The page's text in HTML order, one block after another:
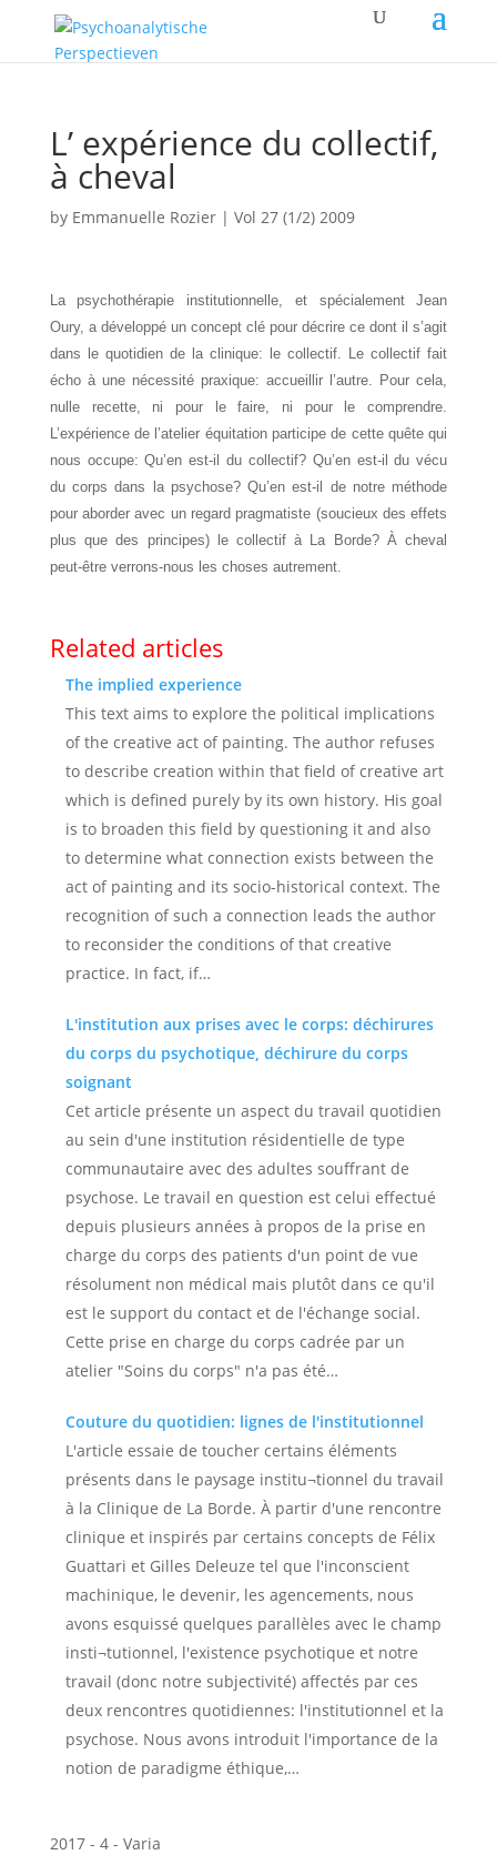
L’ expérience du collectif,
à cheval
by Emmanuelle Rozier| Vol 27 (1/2) 2009
La psychothérapie institutionnelle, et spécialement Jean
Oury, a développé un concept clé pour décrire ce dont il s’agit
dans le quotidien de la clinique: le collectif. Le collectif fait
écho à une nécessité praxique: accueillir l’autre. Pour cela,
nulle recette, ni pour le faire, ni pour le comprendre.
L’expérience de l’atelier équitation participe de cette quête qui
nous occupe: Qu’en est-il du collectif? Qu’en est-il du vécu
du corps dans la psychose? Qu’en est-il de notre méthode
pour aborder avec un regard pragmatiste (soucieux des effets
plus que des principes) le collectif à La Borde? À cheval
peut-être verrons-nous les choses autrement.
Related articles
The implied experience
This text aims to explore the political implications
of the creative act of painting. The author refuses
to describe creation within that field of creative art
which is defined purely by its own history. His goal
is to broaden this field by questioning it and also
to determine what connection exists between the
act of painting and its socio-historical context. The
recognition of such a connection leads the author
to reconsider the conditions of that creative
practice. In fact, if…
L'institution aux prises avec le corps: déchirures
du corps du psychotique, déchirure du corps
soignant
Cet article présente un aspect du travail quotidien
au sein d'une institution résidentielle de type
communautaire avec des adultes souffrant de
psychose. Le travail en question est celui effectué
depuis plusieurs années à propos de la prise en
charge du corps des patients d'un point de vue
résolument non médical mais plutôt dans ce qu'il
est le support du contact et de l'échange social.
Cette prise en charge du corps cadrée par un
atelier "Soins du corps" n'a pas été…
Couture du quotidien: lignes de l'institutionnel
L'article essaie de toucher certains éléments
présents dans le paysage institu¬tionnel du travail
à la Clinique de La Borde. À partir d'une rencontre
clinique et inspirés par certains concepts de Félix
Guattari et Gilles Deleuze tel que l'inconscient
machinique, le devenir, les agencements, nous
avons esquissé quelques parallèles avec le champ
insti¬tutionnel, l'existence psychotique et notre
travail (donc notre subjectivité) affectés par ces
deux rencontres quotidiennes: l'institutionnel et la
psychose. Nous avons introduit l'importance de la
notion de paradigme éthique,…
2017 - 4 - Varia